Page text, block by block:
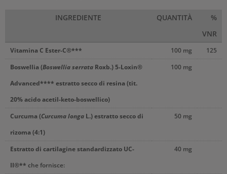
INGREDIENTE QUANTITÀ
%
VNR
Vitamina C Ester-C®*** 100 mg
125
Boswellia (Boswellia serrata Roxb.) 5-Loxin®
Advanced**** estratto secco di resina (tit.
20% acido acetil-keto-boswellico)
100 mg
Curcuma (Curcuma longa L.) estratto secco di
rizoma (4:1)
50 mg
Estratto di cartilagine standardizzato UC-
II®** che fornisce:
40 mg